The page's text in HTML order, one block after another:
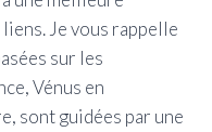
Je vous rappelle
sur les
Vénus en
sont guidées par une